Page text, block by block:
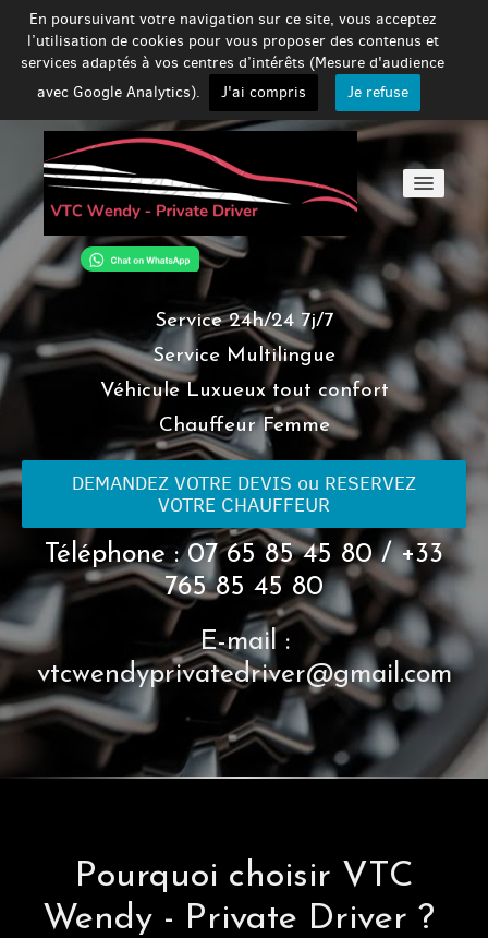
En poursuivant votre navigation sur ce site, vous acceptez
l’utilisation de cookies pour vous proposer des contenus et
services adaptés à vos centres d’intérêts (Mesure d'audience
avec Google Analytics).
J'ai compris Je refuse
Accueil
Prestations
Véhicule & Chauffeur
Services
Réserver
Service 24h/24 7j/7
Service Multilingue
Véhicule Luxueux tout confort
Chauffeur Femme
DEMANDEZ VOTRE DEVIS ou RESERVEZ
VOTRE CHAUFFEUR
Téléphone : 07 65 85 45 80 / +33
765 85 45 80
E-mail :
vtcwendyprivatedriver@gmail.com
Pourquoi choisir VTC
Wendy - Private Driver ?